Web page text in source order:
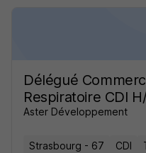
Délégué
Respiratoire CDI
Aster Développement
Strasbourg - 67 CDI